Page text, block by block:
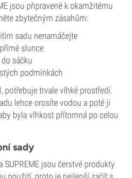
jsou připravené k okamžitému
zbytečným zásahům:
sadu nenamáčejte
slunce
sáčku
podmínkách
potřebuje trvale vlhké prostředí.
lehce orosíte vodou a poté ji
byla vlhkost přítomná po celou
sady
SUPREME jsou čerstvé produkty